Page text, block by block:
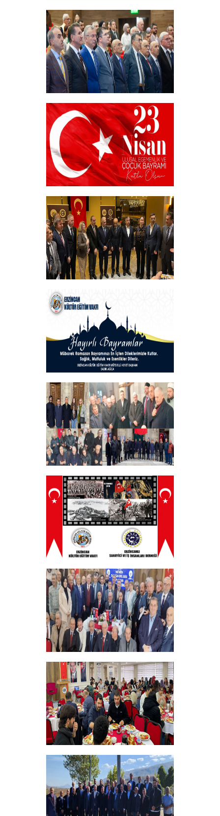
15 Temmuz 2024
+
Akademik Bilim, Sanat ve Spor Ödülleri”
Sahiplerini Buldu.
+
23 NİSAN
+
Vakfımızın Geleneksel İftar Programı
+
Hayırlı Bayramlar
+
Tüm Şehitlerimizi Anma Programı
Düzenledik
+
ERZINCAN VE TÜM SEHITLERI ANMA
PROGRAMI
+
Vakfımızın 28. Olağan genel kurulu
Yapıldı
+
Bursiyer Tanışma Toplantısı Yapıldı
+